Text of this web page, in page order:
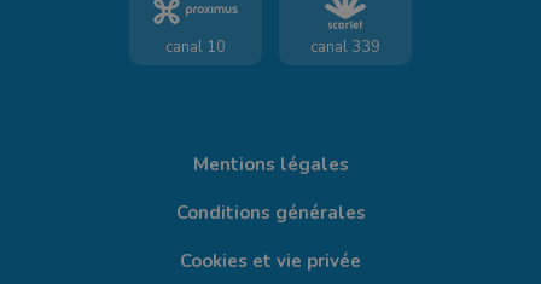
canal 10 canal 339
Mentions légales
Conditions générales
Cookies et vie privée